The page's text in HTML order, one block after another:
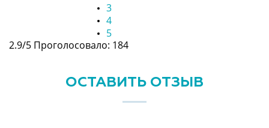
3
4
5
2.9/5 Проголосовало: 184
ОСТАВИТЬ ОТЗЫВ